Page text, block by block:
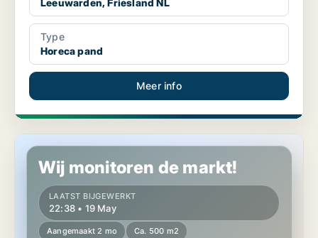
Leeuwarden, Friesland NL
Type
Horeca pand
Meer info
Horeca pand in Ferwerderadiel, Friesland NL
Wij monitoren de markt!
LAATST BIJGEWERKT
22:38 • 19 May
Aangemaakt 2 mo Ca. 500 m2